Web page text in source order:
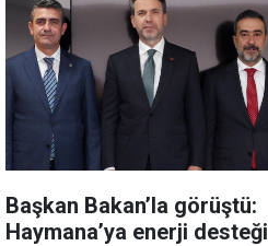
Başkan Bakan’la görüştü:
Haymana’ya enerji desteği